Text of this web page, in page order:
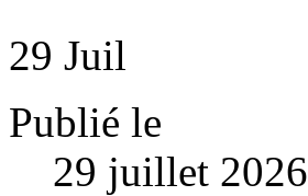
29 Juil
Publié le
29 juillet 2026